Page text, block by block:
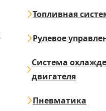
Топливная
Рулевое
Система
двигателя
Пневматика